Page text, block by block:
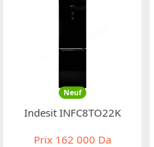
Neuf
Indesit INFC8TO22K
Prix 162 000 Da